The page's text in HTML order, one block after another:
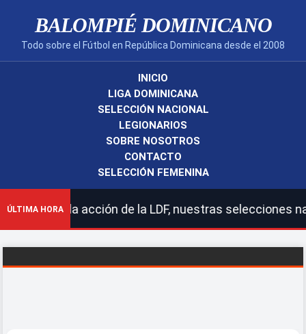
BALOMPIÉ DOMINICANO
Todo sobre el Fútbol en República Dominicana desde el 2008
INICIO
LIGA DOMINICANA
SELECCIÓN NACIONAL
LEGIONARIOS
SOBRE NOSOTROS
CONTACTO
SELECCIÓN FEMENINA
ÚLTIMA HORA
la acción de la LDF, nuestras selecciones